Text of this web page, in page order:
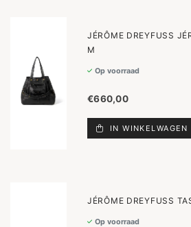
JÉRÔME DREYFUSS
M
Op voorraad
€660,00
IN WINKELWAGEN
JÉRÔME DREYFUSS
Op voorraad